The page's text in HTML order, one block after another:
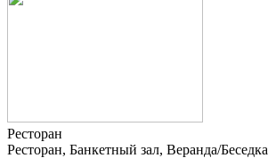
Ресторан
Ресторан, Банкетный зал, Веранда/Беседка